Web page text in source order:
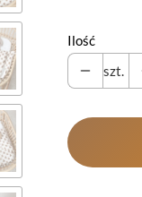
Ilość
szt.